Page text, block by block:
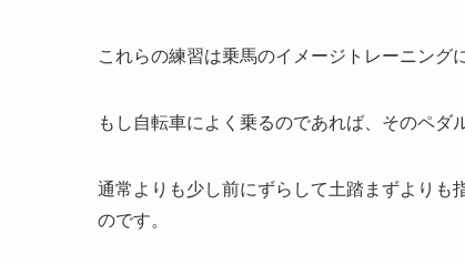
これらの練習は乗馬のイメージトレーニング
もし自転車によく乗るのであれば、そのペダ
通常よりも少し前にずらして土踏まずよりも
のです。